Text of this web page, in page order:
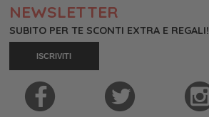
NEWSLETTER
SUBITO PER TE SCONTI EXTRA E REGALI!
ISCRIVITI